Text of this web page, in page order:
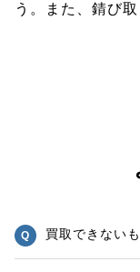
う。また、錆び
買取できない